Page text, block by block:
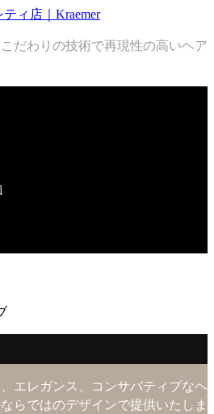
だわりの技術で再現性の高いヘア
エレガンス、コンサバティブなヘ
らではのデザインで提供いたしま